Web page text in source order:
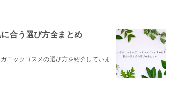
合う選び方全まとめ
ニックコスメの選び方を紹介していま